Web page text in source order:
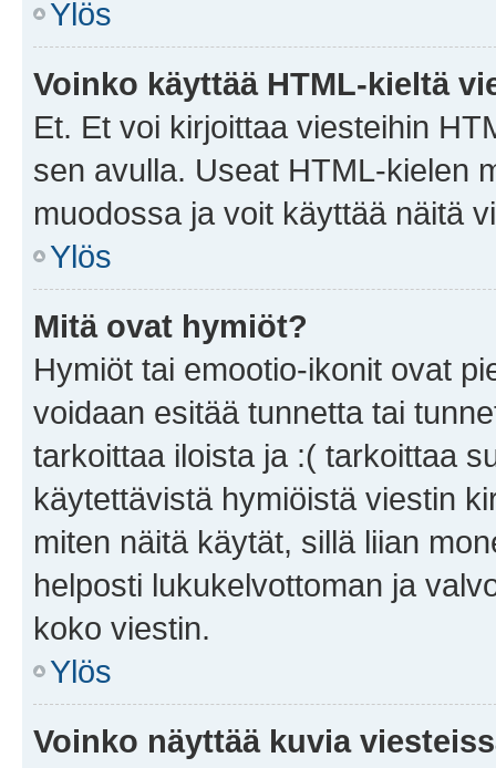
Ylös
Voinko käyttää HTML-kieltä
Et. Et voi kirjoittaa viesteihin
sen avulla. Useat HTML-kielen
muodossa ja voit käyttää näitä
Ylös
Mitä ovat hymiöt?
Hymiöt tai emootio-ikonit ovat
voidaan esitää tunnetta tai
tarkoittaa iloista ja :( tarkoittaa
käytettävistä hymiöistä viestin
miten näitä käytät, sillä liian
helposti lukukelvottoman ja
koko viestin.
Ylös
Voinko näyttää kuvia